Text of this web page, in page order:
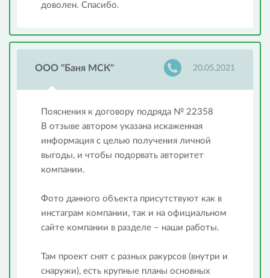
доволен. Спасибо.
ООО "Баня МСК" 20.05.2021
Пояснения к договору подряда № 22358
В отзыве автором указана искаженная
информация с целью получения личной
выгоды, и чтобы подорвать авторитет
компании.
Фото данного объекта присутствуют как в
инстаграм компании, так и на официальном
сайте компании в разделе – наши работы.
Там проект снят с разных ракурсов (внутри и
снаружи), есть крупные планы основных